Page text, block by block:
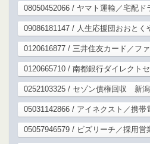
08050452066 / ヤマト運輸／宅配ド
09086181147 / 人生応援団おおとく
0120616877 / 三井住友カード／フ
0120665710 / 南都銀行ダイレクト
0252103325 / セゾン債権回収 新
05031142866 / アイネクスト／携帯
05057946579 / ビズリーチ／採用営